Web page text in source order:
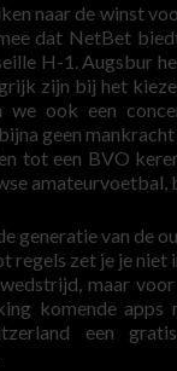
naar de winst
dat NetBet
H-1. Augsbur
zijn bij het
we ook een
geen
tot een BVO
amateurvoetbal,
generatie van de
regels zet je je
maar
komende apps
een